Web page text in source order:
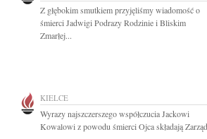
Z głębokim smutkiem przyjęliśmy wiadomość o
śmierci Jadwigi Podrazy Rodzinie i Bliskim
Zmarłej...
KIELCE
Wyrazy najszczerszego współczucia Jackowi
Kowalowi z powodu śmierci Ojca składają